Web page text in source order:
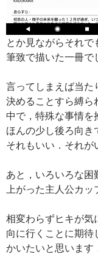
とか見ながらそれで
筆致で描いた一冊で
言ってしまえば当た
決めることすら縛ら
中で，特殊な事情を
ほんの少し後ろ向き
それもいい．それが
あと，いろいろな
上がった主人公カッ
相変わらずヒキが気
向に行くことに期待
かいたいと思います